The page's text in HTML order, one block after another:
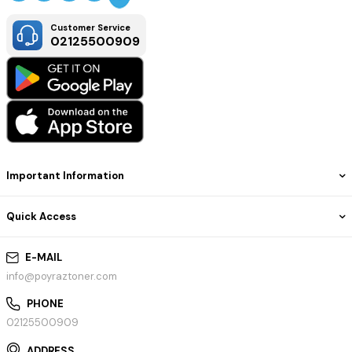
Dahil edilen Yazılım: Epson Easy Fotoğraf Baskısı, Epson Easy
Photo Scan
Bağlantılar: WiFi, USB, Ethernet, Wi-Fi Direct
WLAN güvenilirliği
WPA2 PSK (AES)
Mobil ve Bulut baskı hizmetleri
Print, Remote Print Driver), Apple AirPrint, Google Cloud Print,
Epson Smart Panel App
Colour: Black
Diğer İşlevler : LCD ekran
Tip: Renkli, Diyagonal: 3,7 cm
Diğer
Included Bottle Yield
Tüm ticari markalar ilgili şirketlerin mülkiyetindedir. Bahsedilen
diğer tüm markalar veya ürün adları yalnızca uyumluluğu
E-MAIL
info@poyraztoner.com
PHONE
02125500909
Important Information
Quick Access
Customer Service
02125500909